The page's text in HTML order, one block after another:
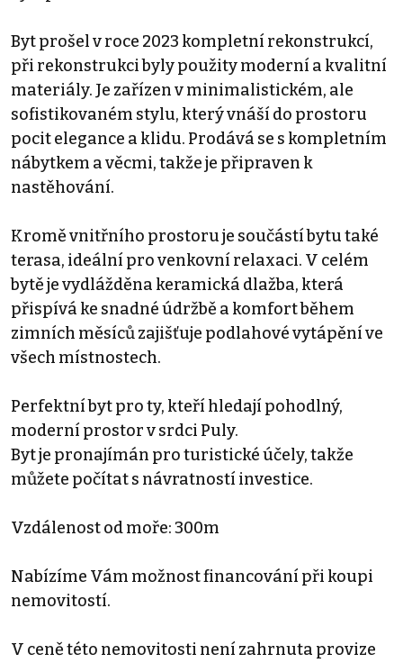
Byt prošel v roce 2023 kompletní rekonstrukcí,
při rekonstrukci byly použity moderní a kvalitní
materiály. Je zařízen v minimalistickém, ale
sofistikovaném stylu, který vnáší do prostoru
pocit elegance a klidu. Prodává se s kompletním
nábytkem a věcmi, takže je připraven k
nastěhování.
Kromě vnitřního prostoru je součástí bytu také
terasa, ideální pro venkovní relaxaci. V celém
bytě je vydlážděna keramická dlažba, která
přispívá ke snadné údržbě a komfort během
zimních měsíců zajišťuje podlahové vytápění ve
všech místnostech.
Perfektní byt pro ty, kteří hledají pohodlný,
moderní prostor v srdci Puly.
Byt je pronajímán pro turistické účely, takže
můžete počítat s návratností investice.
Vzdálenost od moře: 300m
Nabízíme Vám možnost financování při koupi
nemovitostí.
V ceně této nemovitosti není zahrnuta provize